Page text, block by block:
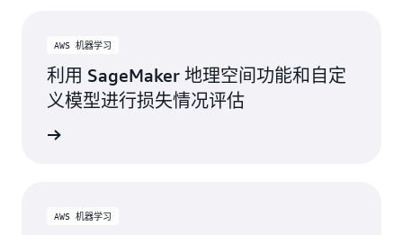
AWS 机器学习
利用 SageMaker 地理空间功能和自定
义模型进行损失情况评估
AWS 机器学习